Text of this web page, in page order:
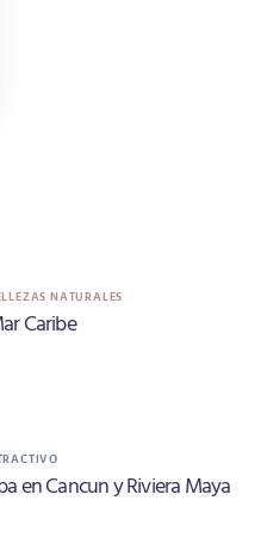
NATURALES
Caribe
en Cancun y Riviera Maya